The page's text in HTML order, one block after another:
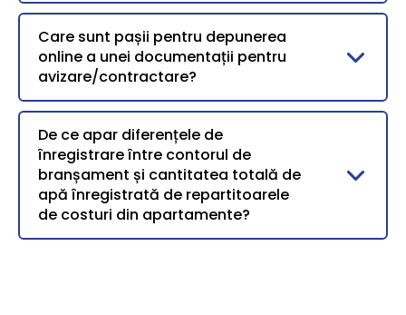
Care sunt pașii pentru depunerea
online a unei documentații pentru
avizare/contractare?
De ce apar diferențele de
înregistrare între contorul de
branșament și cantitatea totală de
apă înregistrată de repartitoarele
de costuri din apartamente?